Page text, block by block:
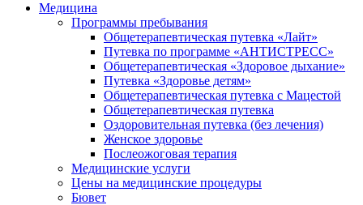
Медицина
Программы пребывания
Общетерапевтическая путевка «Лайт»
Путевка по программе «АНТИСТРЕСС»
Общетерапевтическая «Здоровое дыхание»
Путевка «Здоровье детям»
Общетерапевтическая путевка с Мацестой
Общетерапевтическая путевка
Оздоровительная путевка (без лечения)
Женское здоровье
Послеожоговая терапия
Медицинские услуги
Цены на медицинские процедуры
Бювет